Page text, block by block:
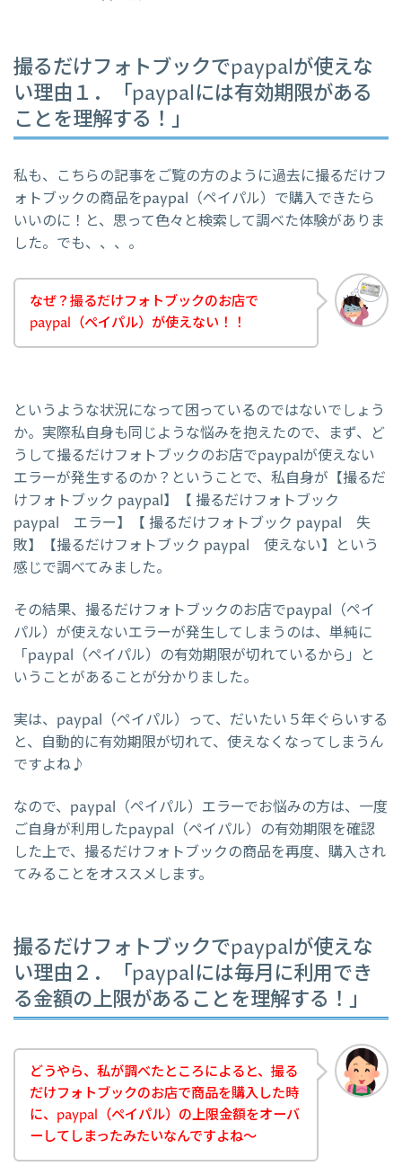
撮るだけフォトブックでpaypalが使えな
い理由１．「paypalには有効期限がある
ことを理解する！」
私も、こちらの記事をご覧の方のように過去に撮るだけフ
ォトブックの商品をpaypal（ペイパル）で購入できたら
いいのに！と、思って色々と検索して調べた体験がありま
した。でも、、、。
なぜ？撮るだけフォトブックのお店で
paypal（ペイパル）が使えない！！
というような状況になって困っているのではないでしょう
か。実際私自身も同じような悩みを抱えたので、まず、ど
うして撮るだけフォトブックのお店でpaypalが使えない
エラーが発生するのか？ということで、私自身が【撮るだ
けフォトブック paypal】【 撮るだけフォトブック
paypal エラー】【 撮るだけフォトブック paypal 失
敗】【撮るだけフォトブック paypal 使えない】という
感じで調べてみました。
その結果、撮るだけフォトブックのお店でpaypal（ペイ
パル）が使えないエラーが発生してしまうのは、単純に
「paypal（ペイパル）の有効期限が切れているから」と
いうことがあることが分かりました。
実は、paypal（ペイパル）って、だいたい５年ぐらいする
と、自動的に有効期限が切れて、使えなくなってしまうん
ですよね♪
なので、paypal（ペイパル）エラーでお悩みの方は、一度
ご自身が利用したpaypal（ペイパル）の有効期限を確認
した上で、撮るだけフォトブックの商品を再度、購入され
てみることをオススメします。
撮るだけフォトブックでpaypalが使えな
い理由２．「paypalには毎月に利用でき
る金額の上限があることを理解する！」
どうやら、私が調べたところによると、撮る
だけフォトブックのお店で商品を購入した時
に、paypal（ペイパル）の上限金額をオーバ
ーしてしまったみたいなんですよね～